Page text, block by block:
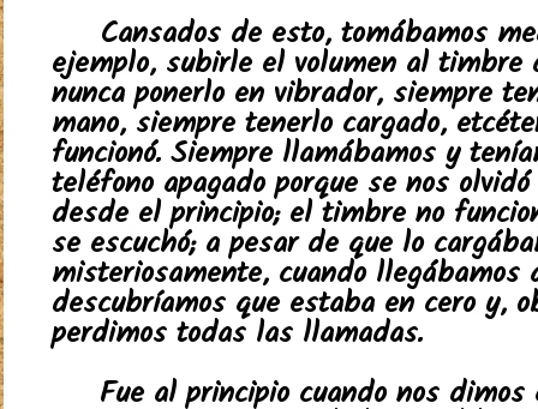
Cansados de esto, tomábamos
ejemplo, subirle el volumen al timbre
nunca ponerlo en vibrador, siempre
mano, siempre tenerlo cargado,
funcionó. Siempre llamábamos y
teléfono apagado porque se nos
desde el principio; el timbre no
se escuchó; a pesar de que lo
misteriosamente, cuando llegábamos
descubríamos que estaba en cero y,
perdimos todas las llamadas.
Fue al principio cuando nos dimos